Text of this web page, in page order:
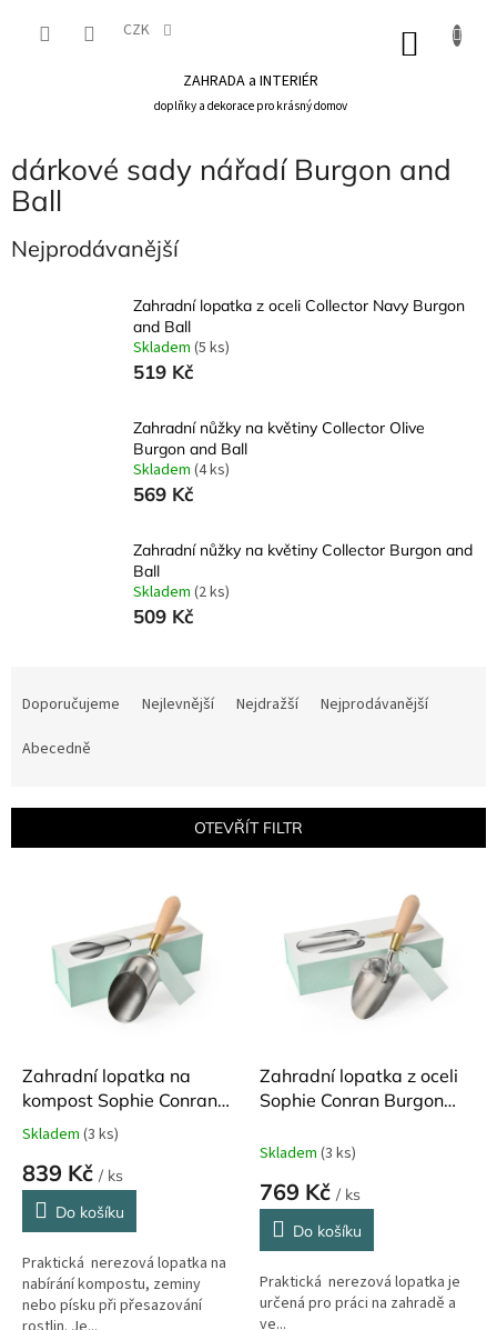
CZK
ZAHRADA a INTERIÉR
doplňky a dekorace pro krásný domov
dárkové sady nářadí Burgon and
Ball
Nejprodávanější
Zahradní lopatka z oceli Collector Navy Burgon
and Ball
Skladem (5 ks)
519 Kč
Zahradní nůžky na květiny Collector Olive
Burgon and Ball
Skladem (4 ks)
569 Kč
Zahradní nůžky na květiny Collector Burgon and
Ball
Skladem (2 ks)
509 Kč
a
r
Doporučujeme Nejlevnější Nejdražší
Nejprodávanější
Abecedně
OTEVŘÍT FILTR
d
ů
Zahradní lopatka na
kompost Sophie Conran
Burgon and Ball
Průměrné
hodnocení
produktu
5,0
5
hvězdiček.
Skladem (3 ks)
839 Kč / ks
Do košíku
Praktická nerezová lopatka na
nabírání kompostu, zeminy
nebo písku při přesazování
Zahradní lopatka z oceli
Sophie Conran Burgon
Skladem (3 ks)
769 Kč / ks
Do košíku
Praktická nerezová lopatka je
určená pro práci na zahradě a
ve...